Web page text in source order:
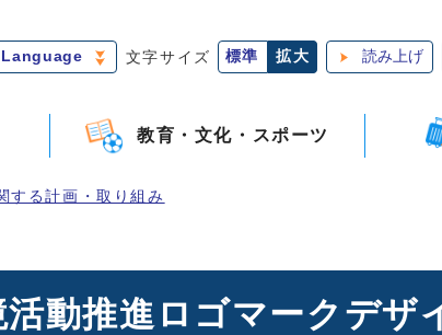
Language 文字サイズ 標準 拡大 読み上げ
教育・文化・スポーツ
する計画・取り組み
動推進ロゴマークデ